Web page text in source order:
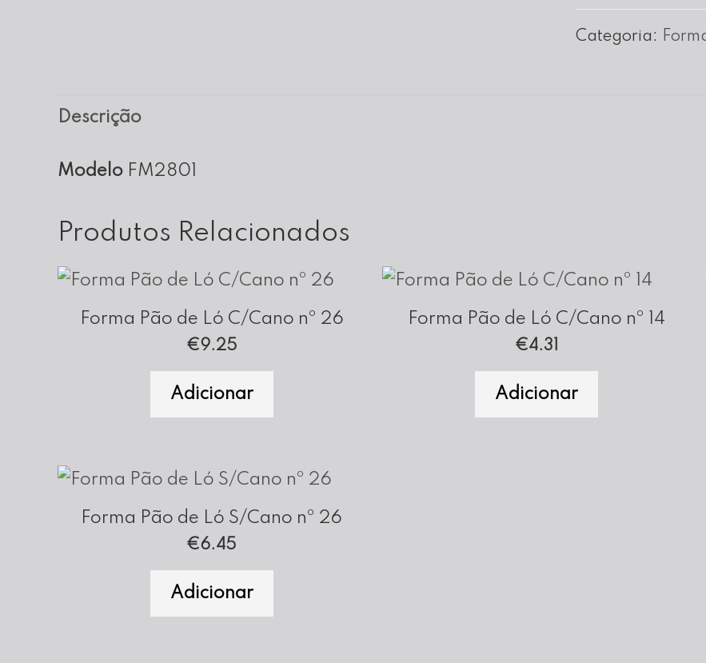
Forma
cm
Categoria:
Descrição
Modelo FM2801
Produtos Relacionados
Forma Pão de Ló C/Cano nº 26
€9.25
Adicionar
Forma Pão de Ló C/Cano nº 14
€4.31
Adicionar
Forma Pão de Ló S/Cano nº 26
€6.45
Adicionar